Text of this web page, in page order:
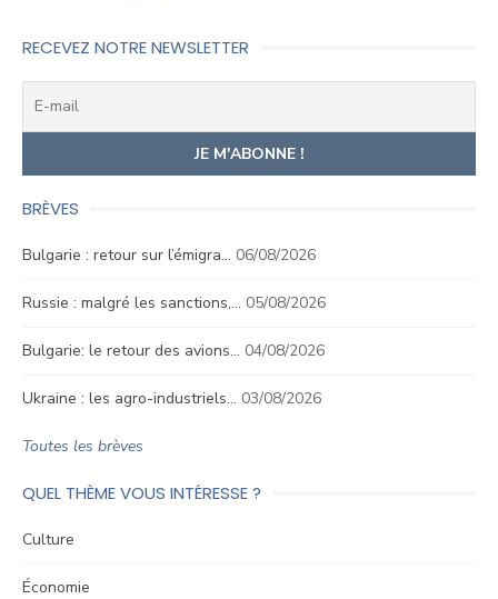
RECEVEZ NOTRE NEWSLETTER
BRÈVES
Bulgarie : retour sur l’émigra… 06/08/2026
Russie : malgré les sanctions,… 05/08/2026
Bulgarie: le retour des avions… 04/08/2026
Ukraine : les agro-industriels… 03/08/2026
Toutes les brèves
QUEL THÈME VOUS INTÉRESSE ?
Culture
Économie